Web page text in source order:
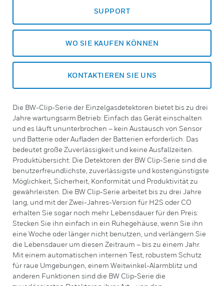
SUPPORT
WO SIE KAUFEN KÖNNEN
KONTAKTIEREN SIE UNS
Die BW-Clip-Serie der Einzelgasdetektoren bietet bis zu drei
Jahre wartungsarm Betrieb: Einfach das Gerät einschalten
und es läuft ununterbrochen – kein Austausch von Sensor
und Batterie oder Aufladen der Batterien erforderlich. Das
bedeutet große Zuverlässigkeit und keine Ausfallzeiten.
Produktübersicht: Die Detektoren der BW Clip-Serie sind die
benutzerfreundlichste, zuverlässigste und kostengünstigste
Möglichkeit, Sicherheit, Konformität und Produktivität zu
gewährleisten. Die BW Clip-Serie arbeitet bis zu drei Jahre
lang, und mit der Zwei-Jahres-Version für H2S oder CO
erhalten Sie sogar noch mehr Lebensdauer für den Preis:
Stecken Sie ihn einfach in ein Ruhegehäuse, wenn Sie ihn
eine Woche oder länger nicht benutzen, und verlängern Sie
die Lebensdauer um diesen Zeitraum – bis zu einem Jahr.
Mit einem automatischen internen Test, robustem Schutz
für raue Umgebungen, einem Weitwinkel-Alarmblitz und
anderen Funktionen sind die BW Clip-Serie die